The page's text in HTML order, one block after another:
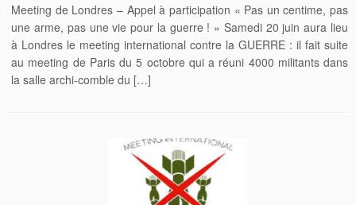
Meeting de Londres – Appel à participation « Pas un centime, pas
une arme, pas une vie pour la guerre ! » Samedi 20 juin aura lieu
à Londres le meeting international contre la GUERRE : il fait suite
au meeting de Paris du 5 octobre qui a réuni 4000 militants dans
la salle archi-comble du […]